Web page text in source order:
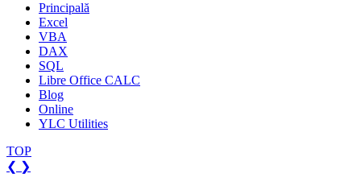
Principală
Excel
VBA
DAX
SQL
Libre Office CALC
Blog
Online
YLC Utilities
TOP
❮ ❯